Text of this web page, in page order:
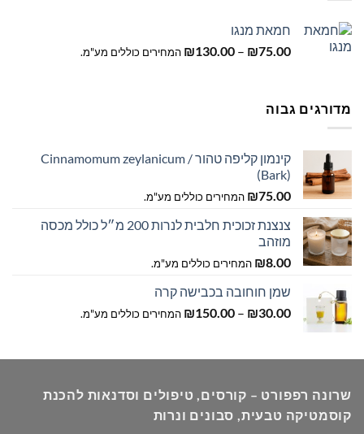
חמאת מנגו
₪75.00
–
₪130.00
טווח
המחירים כוללים מע"מ.
מדורגים גבוה
קינמון קליפה טהור / Cinnamomum zeylanicum
(Bark)
₪75.00 המחירים כוללים מע"מ.
צנצנת זכוכית חלבית לנרות 200 מ״ל כולל מכסה
מוזהב
₪8.00 המחירים כוללים מע"מ.
שמן חוחובה בכבישה קרה
₪30.00
–
₪150.00
טווח
עד
המחירים כוללים מע"מ.
שרונה רפפורט – קורסים, טיפולים וסדנאות להכנת
קוסמטיקה טבעית, סבונים ונרות